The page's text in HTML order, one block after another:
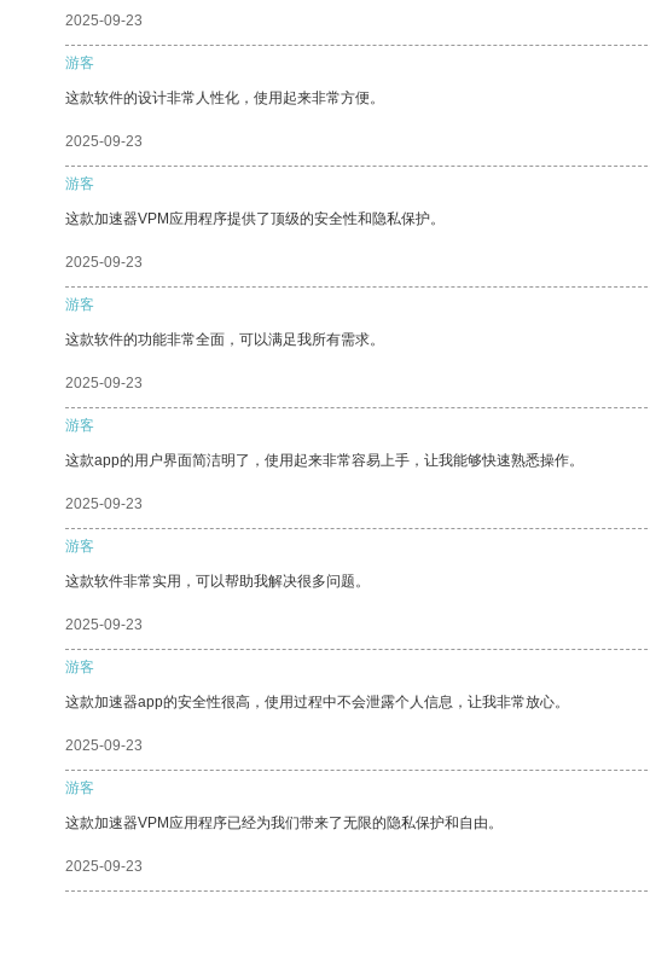
2025-09-23
游客
这款软件的设计非常人性化，使用起来非常方便。
2025-09-23
游客
这款加速器VPM应用程序提供了顶级的安全性和隐私保护。
2025-09-23
游客
这款软件的功能非常全面，可以满足我所有需求。
2025-09-23
游客
这款app的用户界面简洁明了，使用起来非常容易上手，让我能够快速熟悉操作。
2025-09-23
游客
这款软件非常实用，可以帮助我解决很多问题。
2025-09-23
游客
这款加速器app的安全性很高，使用过程中不会泄露个人信息，让我非常放心。
2025-09-23
游客
这款加速器VPM应用程序已经为我们带来了无限的隐私保护和自由。
2025-09-23